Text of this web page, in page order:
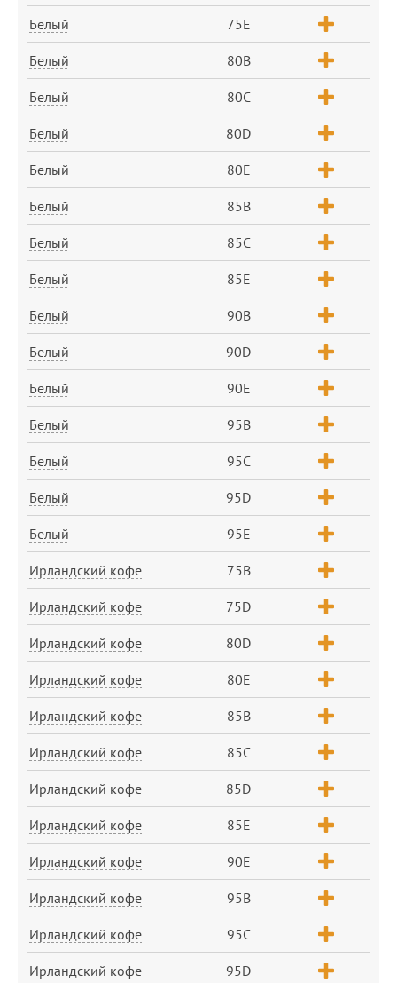
Белый 75E
Белый 80B
Белый 80C
Белый 80D
Белый 80E
Белый 85B
Белый 85C
Белый 85E
Белый 90B
Белый 90D
Белый 90E
Белый 95B
Белый 95C
Белый 95D
Белый 95E
Ирландский кофе 75B
Ирландский кофе 75D
Ирландский кофе 80D
Ирландский кофе 80E
Ирландский кофе 85B
Ирландский кофе 85C
Ирландский кофе 85D
Ирландский кофе 85E
Ирландский кофе 90E
Ирландский кофе 95B
Ирландский кофе 95C
Ирландский кофе 95D